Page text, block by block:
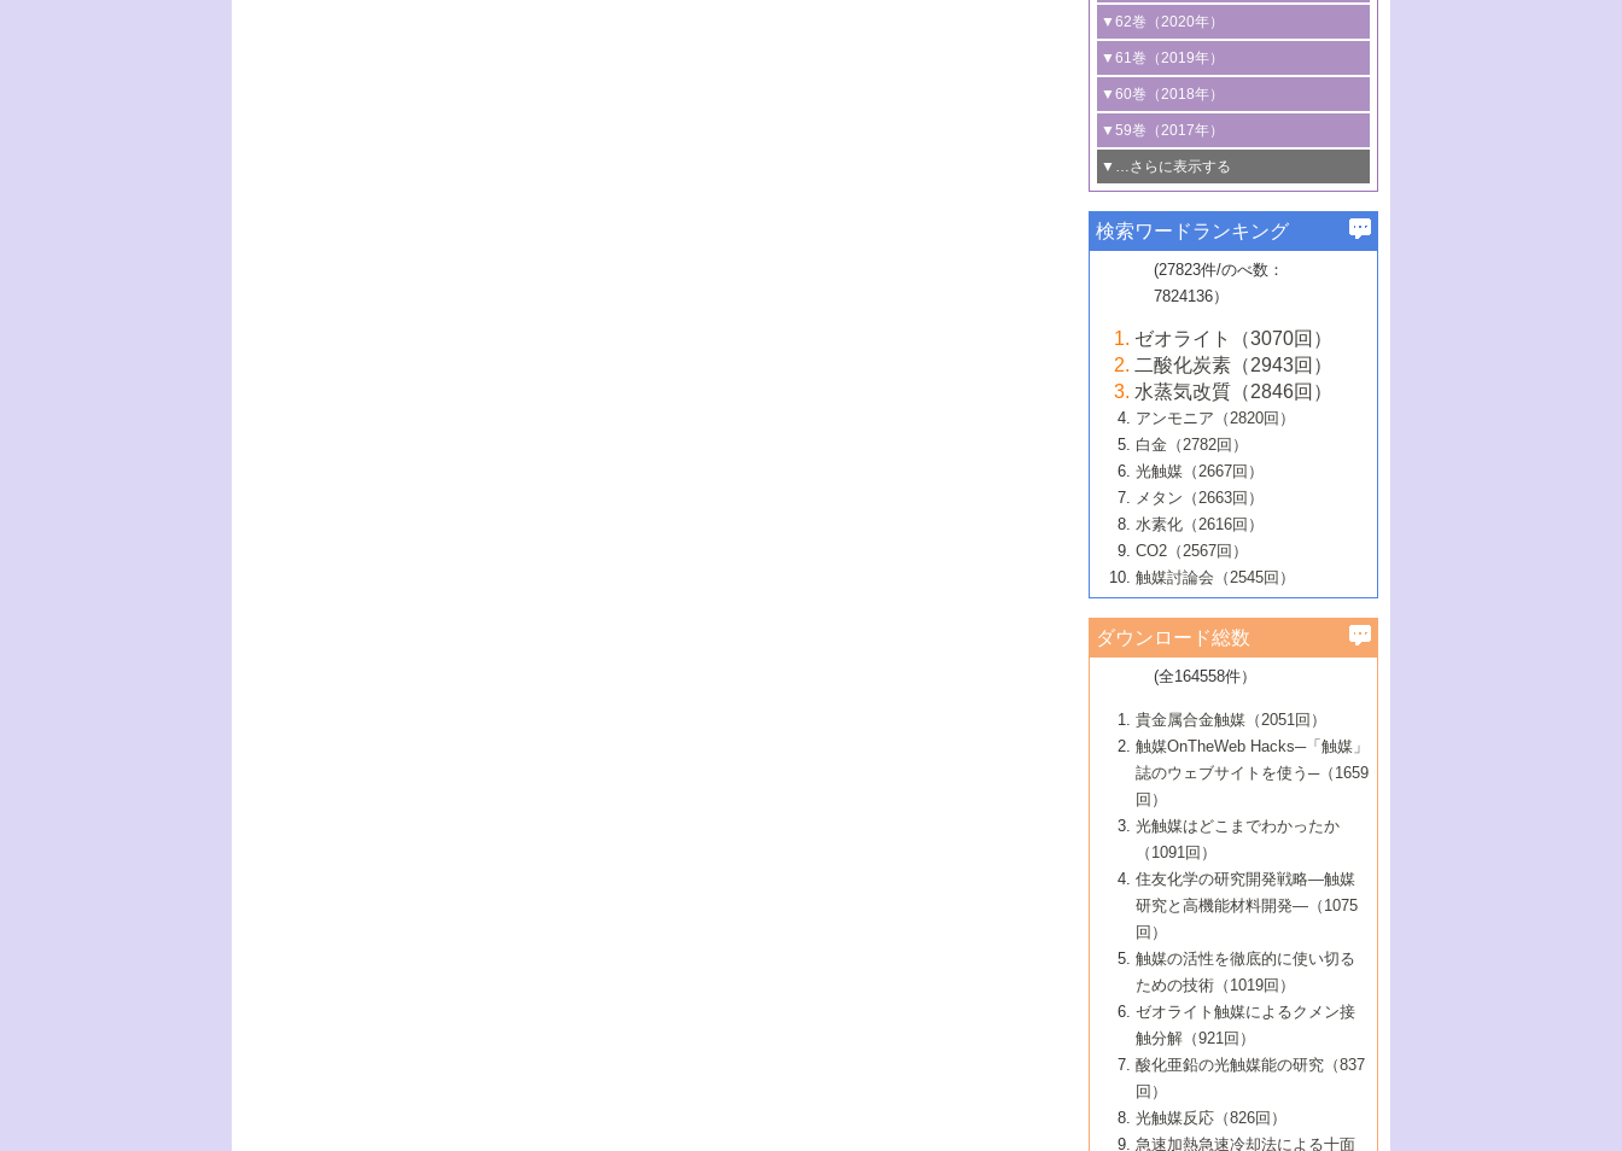
る最新技術
4号 アルコール類の効率的変換を実現す
る非貴金属触媒の研究動向
5号 ゼオライトの合成と応用における研
究動向
6号 ヘテロ接合界面
B号 第135回触媒討論会（2025年）
3号 未踏分子変換を目指した酸化触媒プ
ロセスの最前線
4号 シンクロトロン放射光および中性子
線を利用した触媒解析技術の最先端
5号 単原子触媒
6号 参照触媒委員会からのお知らせ
B号 第133回触媒討論会（2023年）
ための触媒技術
3号 非酸化物系金属化合物を基盤とした
触媒材料の開発
4号 格子酸素・格子酸素欠陥を利用した
触媒反応
5号 生体触媒によるエネルギー変換反応
6号 窒素とリンの循環のための触媒・機
能性材料
ズ合成の最新動向
2号 化学品合成のための合金触媒開発
3号 CO の排出削減および有効活用のた
めの触媒技術
4号 若手による情報発信企画～とびたて
若き触媒の研究者たち～（1）
若き触媒の研究者たち～（2）
6号 石油のノーブル・ユースを志向した
触媒技術
大学：オンライン・対面開催）
1号 金触媒の新展開
2号 ペロブスカイト
3号 特殊反応場を利用した触媒的分子変
換反応
4号 多孔質材料を用いた触媒の新展開
5号 情報学的手法を用いた触媒開発
6号 カーボンニュートラルに向けた電解
技術
B号 第127回触媒討論会（2021年・オン
ライン開催(Zoom)のみ）
▼62巻（2020年）
1号 触媒設計を拓く欠陥構造のキャラク
タリゼーション
2号 機能化学品製造に資するクリーンな
触媒的酸化反応
3号 水処理のための触媒化学
4号 光触媒を用いた水分解の最新の研究
動向
5号 次世代の触媒プロセスを支えるマイ
6号 メタン転換技術の最新動向
B号 第125回触媒討論会（2020年・工学
院大学）
▼61巻（2019年）
1号 物質移動制御に着目した触媒プロセ
ス開発
2号 CO2 フリー水素サプライチェーンに
関わる触媒開発動向
3号 精密高分子合成に関する最近の研究
動向
4号 バイオマス化成品製造のための触媒
5号 固体触媒による含窒素有機化合物変
換の最前線
6号 貴金属使用量低減に向けた自動車排
ガス浄化触媒の開発
B号 第123回触媒討論会（2019年・大阪
▼60巻（2018年）
1号 固体酸触媒の最新の研究動向
2号 二酸化炭素からの有用化学品合成
3号 ナノ粒子・クラスター触媒の最前線
4号 60周年記念企画
5号 進化するゼオライト合成技術
6号 非貴金属系触媒における電気化学的
B号 第121回触媒討論会（2018年・東京
大学）
▼59巻（2017年）
1号 いたるところに，触媒
最先端技術
3号 無機分離膜材料の開発と触媒反応プ
ロセスへの適用
5号 水素のふるまいを解き明かす最先端
研究
6号 低級アルカンの有効利用のための触
媒技術
B号 第119回触媒討論会（2017年・首都
大学東京）
▼…さらに表示する
1号 ユニークな構造の高分子を生み出す触
2号 リグニンからの化成品製造に向けた触
媒技術
3号 触媒研究の最先端～とびたて若き研究
者たち～（1）
4号 触媒研究の最先端～とびたて若き研究
者たち～（2）
5号 触媒研究の最先端～とびたて若き研究
者たち～（3）
6号 イオニクス材料と燃料電池・電解合成
の最新の研究動向
B号 第117回触媒討論会（2016年・大阪府
立大学）
▼57巻（2015年）
1号 水素キャリアにかかわる触媒技術の新
2号 石油精製用触媒の最近の進展
3号 固体酸化物形燃料電池（SOFC）におけ
るアノード触媒上での燃料直接改質技術
4号 コアシェル構造の制御による触媒機能
5号 工業触媒およびその周辺技術の最近の
進歩
6号 ナノシート
B号 第115回触媒討論会（2015年・成蹊大
▼56巻（2014年）
2号 光触媒反応機構に関する最新の研究動
向
開発動向
4号 人工光合成に向けた近年のアプローチ
5号 未利用熱エネルギーの有効活用に貢献
する触媒技術
6号 ポリオキソメタレート
B号 第113回触媒討論会（2014年・ロワジ
ールホテル豊橋）
1号 高耐久性燃料電池システム用触媒にお
ける新展開
2号 リビングラジカル重合の最近の動向
3号 天然ガスの化学工業的展開に関する触
媒技術
4号 貴金属触媒の精密構造制御とその活用
5号 バイオマス化成品製造のための固体触
6号 ナノ空間─吸着状態解析から新機能開拓
B号 第111回触媒討論会（2013年・関西大
▼54巻（2012年）
1号 規則性多孔体の利用技術における最近
の進歩
2号 第109回触媒討論会
3号 貴金属低減技術の最新動向
4号 貴金属代替技術の最新動向
5号 光触媒による物質変換反応の新展開
6号 グラフェン
7号 水素を利用する化成品合成の新潮流
▼53巻（2011年）
1号 金属学から見る合金触媒の新展開
2号 第107回触媒討論会
3号 触媒のその場観察法の進歩（１）
4号 触媒のその場観察法の進歩（２）
5号 不活性結合の触媒的活性化による有機
合成
6号 新しい固体酸触媒技術
7号 ゼオライト合成における最近の進歩
▼52巻（2010年）
1号 触媒の劣化対策と長寿命触媒開発
2号 第105回触媒討論会
3号 ナノ構造が拓く新機能
4号 活性サイトおよびその環境の精密な設
計による触媒の高機能化
5号 触媒を有効に使うための技術
7号 有機分子触媒による精密有機合成
8号 高機能化ポリオレフィンに向けた重合
触媒の最近の進展
1号 炭素材料－熱い注目を集める材料－
2号 第103回触媒討論会
3号 環境浄化用光触媒の現状と課題
4号 水素社会の実現に向けた水素製造・貯
蔵技術の進歩
5号 CO2が関わる触媒・材料
7号 持続可能社会実現のための触媒および
触媒関連技術
▼50巻（2008年）
1号 触媒化学と学会のこの10年，半世紀，
そして未来
2号 第101回触媒討論会
4号 錯体を利用したユニークな表面構造の
構築と機能
5号 若手会員による触媒研究の未来展望1：
企業編
6号 第102回触媒討論会
7号 触媒・化学反応における計算化学の進
8号 若手研究者による触媒研究の未来展望
2：大学・研究所編
▼49巻（2007年）
1号 含フッ素化合物の合成と触媒
2号 第99回触媒討論会
3号 実用的ファインケミカル合成プロセス
を実現する触媒
5号 こんな物質，あんな物質―新たな触媒
の可能性―
7号 『結晶の化学』を活かした触媒研究
8号 イオン液体の応用
▼48巻（2006年）
1号 固体酸触媒の最近の進歩
2号 第97回触媒討論会
3号 リビング重合触媒の最近の展開
5号 水素製造・貯蔵のための触媒技術の新
しい展開
6号 第98回触媒討論会
7号 基礎化学品製造の触媒技術
8号 多機能型リアクター
1号 最近の触媒担体とその効果
2号 第95回触媒討論会
4号 水分解用光触媒材料
5号 時間分解分光の進歩と応用
6号 第96回触媒討論会
8号 超臨界流体を用いた化学プロセスの新
▼46巻（2004年）
1号 部分酸化反応触媒の最前線
2号 第93回触媒討論会
3号 特殊エネルギー場の触媒反応
4号 生体内における金属の触媒作用
5号 ファインケミカルズの展開に寄与する
6号 第94回触媒討論会
7号 サブナノレベルでみた新しい表面現象
8号 オレフィン重合触媒の新たな展
▼45巻（2003年）
1号 なぜこの触媒が良いのか？
2号 第91回触媒討論会
3号 最近の自動車排ガス処理技術
4号 触媒研究の現状と将来─第90回触媒討論
5号 基礎化学品製造の触媒技術
6号 第92回触媒討論会
7号 基礎化学品製造の触媒技術
8号 資源の循環と触媒技術
▼44巻（2002年）
1号 高次制御された触媒の化学
2号 第89回触媒討論会
3号 触媒を利用した電気化学の新展開
4号 ナノ材料の調製と機能化
5号 こんな触媒が欲しい
6号 第90回触媒討論会
7号 触媒研究と学術雑誌/情報
8号 若い世代からみた触媒化学の現状と未
▼43巻（2001年）
1号 グリーンケミストリーと触媒
2号 第87回触媒討論会特集号
3号 生体触媒とバイオプロセス
4号 水素製造・利用の触媒化学
5号 触媒研究における新しい切り口：コン
ビナトリアルケミストリー
6号 第88回触媒討論会特集号
7号 企業における触媒研究のブレークスル
8号 この材料を触媒として使ってみません
▼42巻（2000年）
1号 触媒反応工学の明日を拓く
2号 第85回触媒討論会
3号 反応ダイナミクス
5号 触媒のおもしろさをどのように伝える
6号 第86回触媒討論会
7号 水素化精製触媒の新しい展開
8号 新しい反応性と機能性を目指した金属
クラスタ-化学
▼41巻（1999年）
1号 孔、穴、あな?-特異な空間とその利用-
2号 第83回触媒討論会
3号 均一系触媒反応最前線
4号 実用炭素材料の新展開
5号 研究の方法論を考える
7号 機能性金属材料と触媒
8号 触媒研究へのNMRの応用と展望
▼40巻（1998年）
進展と21世紀への提言/創立40周年記念・触
媒学会この10年の歩みとこれから/創立40周
2号 第81回触媒討論会
3号 計算機触媒化学へのさそい
4号 触媒劣化の制御と予測
5号 最新の実用プロセスと触媒
6号 第82回触媒討論会
1号 均一系と不均一系触媒反応-その特徴と
接点
2号 第79回触媒討論会
3号 最新NO除去触媒の実用化研究
4号 新しい反応場を目指した触媒調製
5号 反応・分離技術の新しい展開
6号 第80回触媒討論会
▼38巻（1996年）
1号 触媒の構造と触媒作用/C1化学を中心と
する21世紀への触媒
3号 オリンピックメダル:金・銀・銅はどん
な触媒作用を示すか
4号 触媒作用における機能の複合化
▼37巻（1995年）
1号 ファインケミカルズと固体触媒
2号 第75回触媒討論会
3号 希土類を利用した触媒
4号 触媒とリサイクル
5号 エネルギー変換触媒
▼36巻（1994年）
1号 電気化学と触媒
2号 第73回触媒討論会
3号 C4化学の展開
4号 《通常号》
▼35巻（1993年）
1号 工業触媒開発マニュアル―探索から工
業化まで
2号 第71回触媒討論会
▼34巻（1992年）
1号 インパクトを与えたこの研究
2号 第69回触媒討論会
▼33巻（1991年）
1号 触媒プロセス開発マニュアル―探索か
▼32巻（1990年）
検索ワードランキング
(27823件/のべ数：
7824136）
ゼオライト（3070回）
二酸化炭素（2943回）
水蒸気改質（2846回）
アンモニア（2820回）
白金（2782回）
光触媒（2667回）
メタン（2663回）
水素化（2616回）
CO2（2567回）
触媒討論会（2545回）
ダウンロード総数
(全164558件）
貴金属合金触媒（2051回）
触媒OnTheWeb Hacks─「触媒」
誌のウェブサイトを使う─（1659
回）
光触媒はどこまでわかったか
（1091回）
住友化学の研究開発戦略―触媒
研究と高機能材料開発―（1075
回）
触媒の活性を徹底的に使い切る
ための技術（1019回）
ゼオライト触媒によるクメン接
触分解（921回）
酸化亜鉛の光触媒能の研究（837
回）
光触媒反応（826回）
急速加熱急速冷却法による十面